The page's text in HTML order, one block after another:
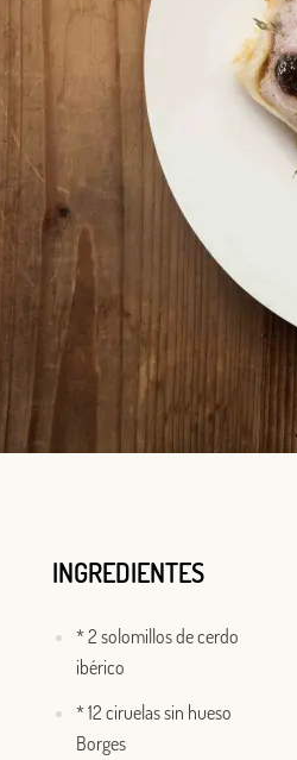
INGREDIENTES
* 2 solomillos de cerdo
ibérico
* 12 ciruelas sin hueso
Borges